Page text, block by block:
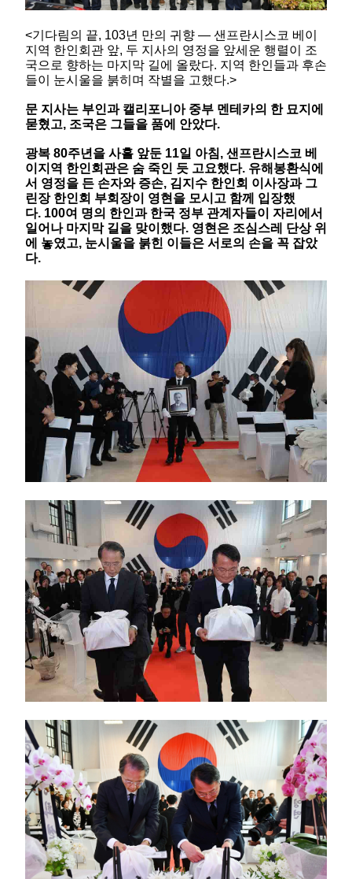
<기다림의 끝, 103년 만의 귀향 — 샌프란시스코 베이
지역 한인회관 앞, 두 지사의 영정을 앞세운 행렬이 조
국으로 향하는 마지막 길에 올랐다. 지역 한인들과 후손
들이 눈시울을 붉히며 작별을 고했다.>
문 지사는 부인과 캘리포니아 중부 멘테카의 한 묘지에
묻혔고, 조국은 그들을 품에 안았다.
광복 80주년을 사흘 앞둔 11일 아침, 샌프란시스코 베
이지역 한인회관은 숨 죽인 듯 고요했다. 유해봉환식에
서 영정을 든 손자와 증손, 김지수 한인회 이사장과 그
린장 한인회 부회장이 영현을 모시고 함께 입장했
다. 100여 명의 한인과 한국 정부 관계자들이 자리에서
일어나 마지막 길을 맞이했다. 영현은 조심스레 단상 위
에 놓였고, 눈시울을 붉힌 이들은 서로의 손을 꼭 잡았
다.